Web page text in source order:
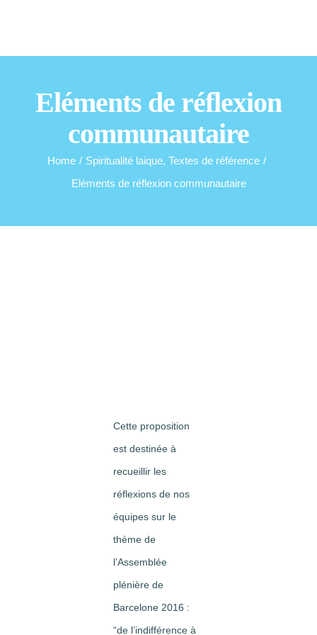
content
Eléments de réflexion
communautaire
Home / Spiritualité laique, Textes de référence /
Eléments de réflexion communautaire
Cette proposition
est destinée à
recueillir les
réflexions de nos
équipes sur le
thème de
l’Assemblée
plénière de
Barcelone 2016 :
“de l’indifférence à